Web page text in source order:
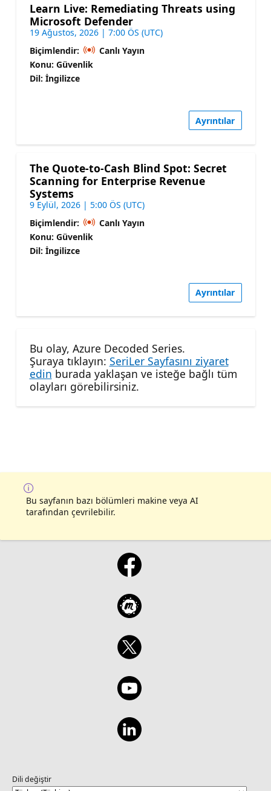
Learn Live: Remediating Threats using
Microsoft Defender
19 Ağustos, 2026 | 7:00 ÖS (UTC)
Biçimlendir:
Canlı Yayın
Konu: Güvenlik
Dil: İngilizce
Ayrıntılar
The Quote-to-Cash Blind Spot: Secret
Scanning for Enterprise Revenue
Systems
9 Eylül, 2026 | 5:00 ÖS (UTC)
Biçimlendir:
Canlı Yayın
Konu: Güvenlik
Dil: İngilizce
Ayrıntılar
Bu olay, Azure Decoded Series.
Şuraya tıklayın: SeriLer Sayfasını ziyaret
edin burada yaklaşan ve isteğe bağlı tüm
olayları görebilirsiniz.
Bu sayfanın bazı bölümleri makine veya AI
tarafından çevrilebilir.
Dili değiştir